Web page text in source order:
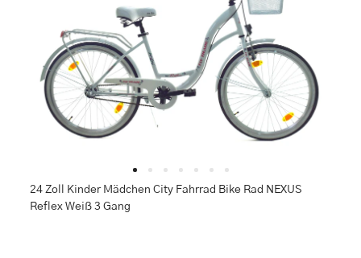
24 Zoll Kinder Mädchen City Fahrrad Bike Rad NEXUS
Reflex Weiß 3 Gang